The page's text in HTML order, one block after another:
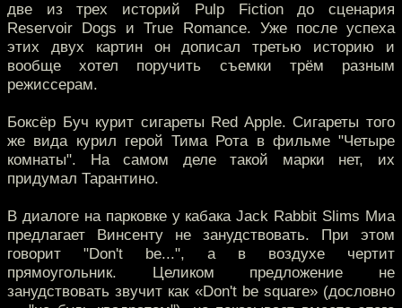
две из трех историй Pulp Fiction до сценария
Reservoir Dogs и True Romance. Уже после успеха
этих двух картин он дописал третью историю и
вообще хотел поручить съемки трём разным
режиссерам.
Боксёр Буч курит сигареты Red Apple. Сигареты того
же вида курил герой Тима Рота в фильме "Четыре
комнаты". На самом деле такой марки нет, их
придумал Тарантино.
В диалоге на парковке у кабака Jack Rabbit Slims Миа
предлагает Винсенту не занудствовать. При этом
говорит "Don't be...", а в воздухе чертит
прямоугольник. Целиком предложение не
занудствовать звучит как «Don't be square» (дословно